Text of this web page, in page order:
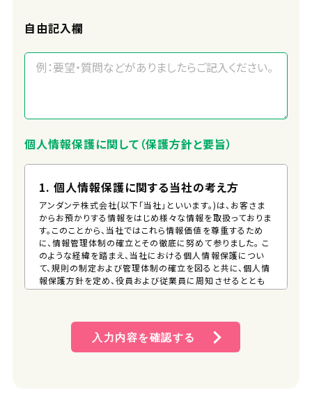
自由記入欄
個人情報保護に関して（保護方針と要旨）
1. 個人情報保護に関する当社の考え方
アンダンテ株式会社(以下「当社」といいます。)は、お客さま
からお預かりする情報をはじめ様々な情報を取扱っておりま
す。このことから、当社ではこれら情報価値を尊重するため
に、情報管理体制の確立とその徹底に努めて参りました。 こ
のような経緯を踏まえ、当社における個人情報保護につい
て、規則の制定および管理体制の確立を図ると共に、個人情
報保護方針を定め、役員および従業員に周知させるととも
に、一般の方が、容易に入手できる措置を講じるものとしま
入力内容を確認する